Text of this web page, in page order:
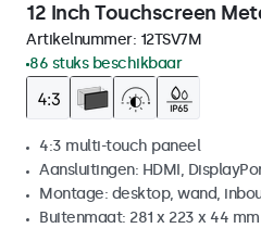
12 Inch Touchscreen
Artikelnummer: 12TSV7M
86 stuks beschikbaar
4:3 multi-touch paneel
Aansluitingen: HDMI,
Montage: desktop, wand,
Buitenmaat: 281 x 223 x 44 mm